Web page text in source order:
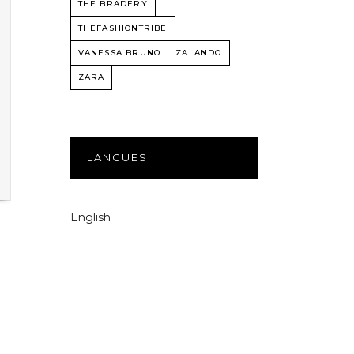
THE BRADERY
THEFASHIONTRIBE
VANESSA BRUNO ZALANDO
ZARA
LANGUES
English